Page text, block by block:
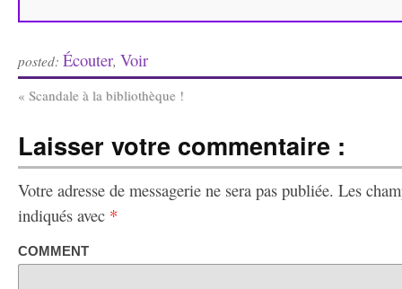
posted: Écouter, Voir
« Scandale à la bibliothèque !
Laisser votre commentaire :
Votre adresse de messagerie ne sera pas publiée. Les
indiqués avec *
COMMENT